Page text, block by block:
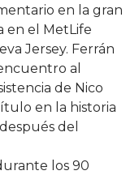
en la gran
en el MetLife
Jersey. Ferrán
al
de Nico
en la historia
del
los 90